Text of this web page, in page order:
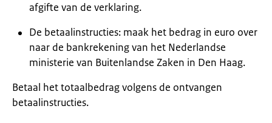
afgifte van de verklaring.
De betaalinstructies: maak het bedrag in euro over
naar de bankrekening van het Nederlandse
ministerie van Buitenlandse Zaken in Den Haag.
Betaal het totaalbedrag volgens de ontvangen
betaalinstructies.